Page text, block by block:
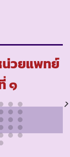
น่วยแพทย์
๑